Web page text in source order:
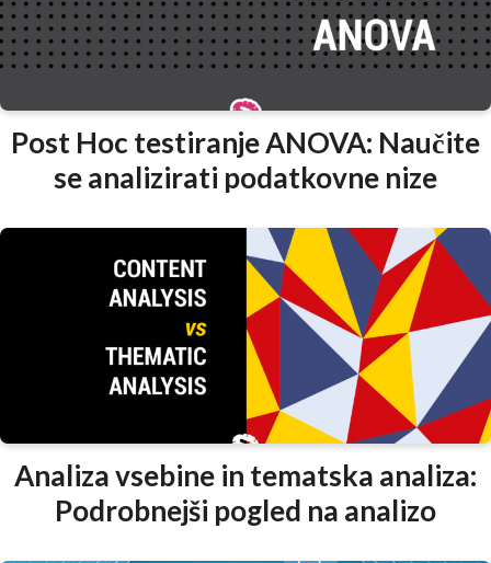
Post Hoc testiranje ANOVA: Naučite
se analizirati podatkovne nize
Analiza vsebine in tematska analiza:
Podrobnejši pogled na analizo